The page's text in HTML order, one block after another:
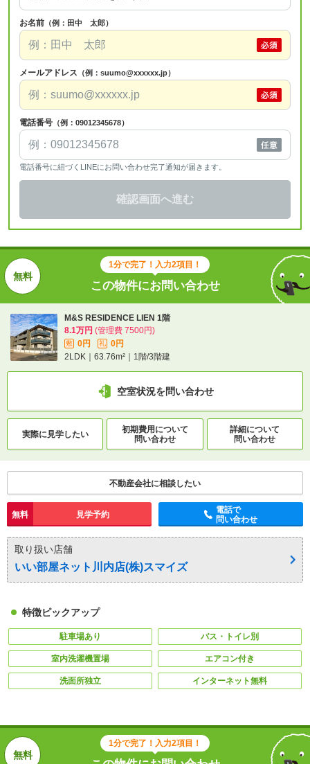
お名前 （例：田中 太郎）
メールアドレス （例：suumo@xxxxxx.jp）
電話番号 （例：09012345678）
電話番号に紐づくLINEにお問い合わせ完了通知が届きます。
確認画面へ進む
1分で完了！入力2項目！
この物件にお問い合わせ
M&S RESIDENCE LIEN 1階
8.1万円 (管理費 7500円)
敷 0円 礼
0円
2LDK｜63.76m²｜1階/3階建
空室状況を問い合わせ
実際に見学したい
初期費用について
問い合わせ
詳細について
問い合わせ
不動産会社に相談したい
無料 見学予約
電話で
問い合わせ
取り扱い店舗
いい部屋ネット川内店(株)スマイズ
特徴ピックアップ
駐車場あり バス・トイレ別
室内洗濯機置場 エアコン付き
洗面所独立 インターネット無料
1分で完了！入力2項目！